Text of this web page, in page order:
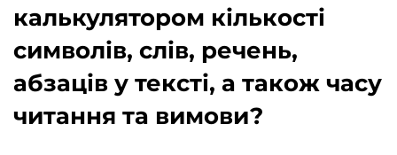
калькулятором кількості
символів, слів, речень,
абзаців у тексті, а також часу
читання та вимови?